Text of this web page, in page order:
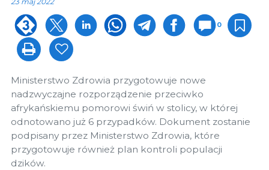
0
Ministerstwo Zdrowia przygotowuje nowe
nadzwyczajne rozporządzenie przeciwko
afrykańskiemu pomorowi świń w stolicy, w której
odnotowano już 6 przypadków. Dokument zostanie
podpisany przez Ministerstwo Zdrowia, które
przygotowuje również plan kontroli populacji
dzików.